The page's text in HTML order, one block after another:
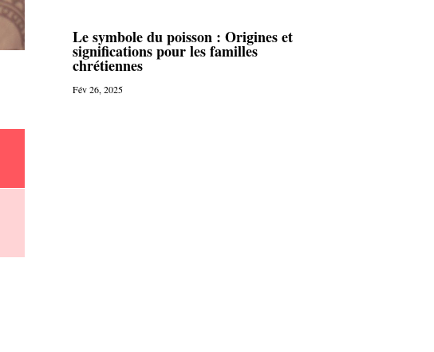
Le symbole du poisson : Origines et
significations pour les familles
chrétiennes
Fév 26, 2025